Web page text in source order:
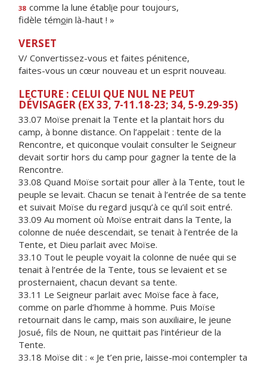
38 comme la lune établie pour toujours,
fidèle témoin là-haut ! »
VERSET
V/ Convertissez-vous et faites pénitence,
faites-vous un cœur nouveau et un esprit nouveau.
LECTURE : CELUI QUE NUL NE PEUT
DÉVISAGER (EX 33, 7-11.18-23; 34, 5-9.29-35)
33.07 Moïse prenait la Tente et la plantait hors du
camp, à bonne distance. On l’appelait : tente de la
Rencontre, et quiconque voulait consulter le Seigneur
devait sortir hors du camp pour gagner la tente de la
Rencontre.
33.08 Quand Moïse sortait pour aller à la Tente, tout le
peuple se levait. Chacun se tenait à l’entrée de sa tente
et suivait Moïse du regard jusqu’à ce qu’il soit entré.
33.09 Au moment où Moïse entrait dans la Tente, la
colonne de nuée descendait, se tenait à l’entrée de la
Tente, et Dieu parlait avec Moïse.
33.10 Tout le peuple voyait la colonne de nuée qui se
tenait à l’entrée de la Tente, tous se levaient et se
prosternaient, chacun devant sa tente.
33.11 Le Seigneur parlait avec Moïse face à face,
comme on parle d’homme à homme. Puis Moïse
retournait dans le camp, mais son auxiliaire, le jeune
Josué, fils de Noun, ne quittait pas l’intérieur de la
Tente.
33.18 Moïse dit : « Je t’en prie, laisse-moi contempler ta